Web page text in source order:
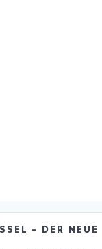
– DER